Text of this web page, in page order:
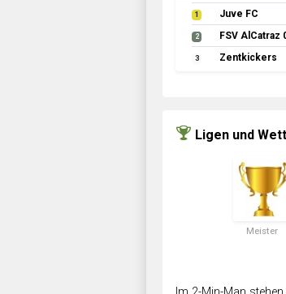
1 Juve FC
2 FSV AlCatraz
3 Zentkickers
Ligen und
Meister